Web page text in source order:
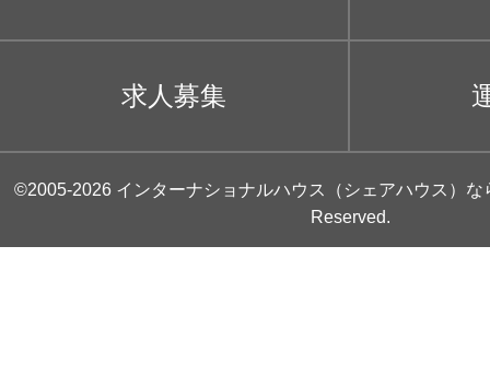
求人募集
©2005-2026 インターナショナルハウス（シェアハウス）な
Reserved.